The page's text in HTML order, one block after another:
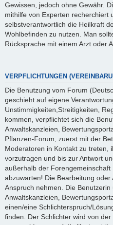
Gewissen, jedoch ohne Gewähr.
mithilfe von Experten recherchiert
selbstverantwortlich die Heilkraft
Wohlbefinden zu nutzen. Man
Rücksprache mit einem Arzt oder
VERPFLICHTUNGEN
Die Benutzung vom Forum
geschieht auf eigene
Unstimmigkeiten,Streitigkeiten,
kommen, verpflichtet sich die
Anwaltskanzleien,
Pflanzen-Forum, zuerst mit der
Moderatoren in Kontakt zu treten,
vorzutragen und bis zur Antwort
außerhalb der
abzuwarten! Die Bearbeitung oder
Anspruch nehmen. Die Benutzerin
Anwaltskanzleien,
einen/eine Schlichterspruch/
finden. Der Schlichter wird von